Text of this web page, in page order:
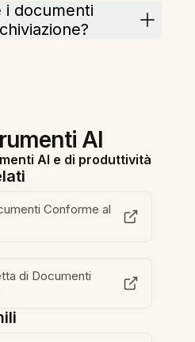
i documenti
AI
AI e di produttività
Conforme al
di Documenti